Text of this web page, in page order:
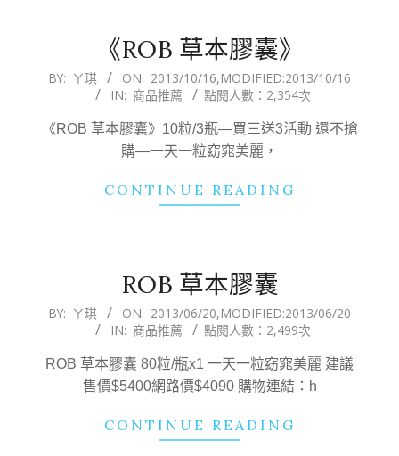
《ROB 草本膠囊》
2013-
16
BY: ㄚ琪 ON: 2013/10/16,MODIFIED:2013/10/16
IN: 商品推薦 點閱人數：2,354次
《ROB 草本膠囊》10粒/3瓶—買三送3活動 還不搶
購—一天一粒窈窕美麗，
CONTINUE READING
ROB 草本膠囊
2013-
20
BY: ㄚ琪 ON: 2013/06/20,MODIFIED:2013/06/20
IN: 商品推薦 點閱人數：2,499次
ROB 草本膠囊 80粒/瓶x1 一天一粒窈窕美麗 建議
售價$5400網路價$4090 購物連結：h
CONTINUE READING